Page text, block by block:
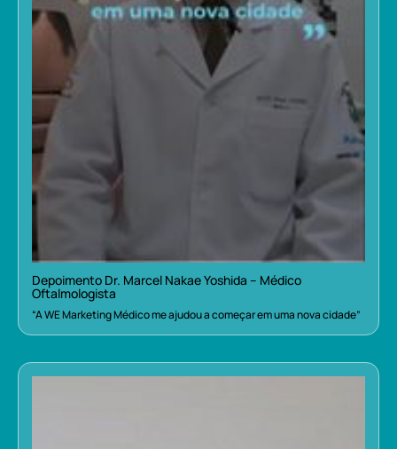
Depoimento Dr. Marcel Nakae Yoshida – Médico
Oftalmologista
“A WE Marketing Médico me ajudou a começar em uma nova cidade”